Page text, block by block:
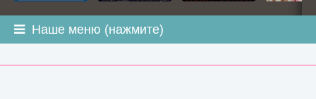
Наше меню (нажмите)